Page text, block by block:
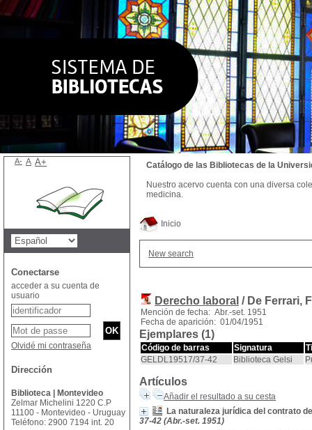
Inicio
New search
Derecho laboral / De Ferrari,
Mención de fecha: Abr.-set. 1951
Fecha de aparición: 01/04/1951
Ejemplares (1)
Código de barras Signatura
GELDL19517/37-42
Biblioteca Gelsi
Artículos
Añadir el resultado a su cesta
La naturaleza jurídica del contrato
37-42 (Abr.-set. 1951)
Catálogo de las Bibliotecas de la
Nuestro acervo cuenta con una diversa
medicina.
A- A A+
Conectarse
acceder a su cuenta de
usuario
Olvidé mi contraseña
Dirección
Biblioteca | Montevideo
Zelmar Michelini 1220 C.P
11100 - Montevideo - Uruguay
Teléfono: 2900 7194 int. 20